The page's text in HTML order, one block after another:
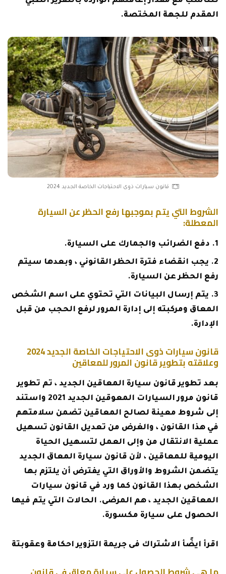
المقدم للجهة المختصة.
قانون سيارات ذوى الاحتياجات الخاصة الجديد 2024
الشروط التي يتم بموجبها رفع الحظر عن السيارة
المعطلة:
دفع الضرائب والجمارك على السيارة.
يجب انقضاء فترة الحظر القانوني ، وبعدها سيتم
رفع الحظر عن السيارة.
يتم إرسال البيانات التي تحتوي على اسم الشخص
المعاق ومركبته إلى إدارة المرور لرفع الحجب من قبل
الإدارة.
قانون سيارات ذوى الاحتياجات الخاصة الجديد 2024
وعلاقته بتطوير قانون المرور للمعاقين
بعد تطوير قانون سيارة المعاقين الجديد ، تم تطوير
قانون مرور السيارات المعوقين الجديد 2021 واستند
إلى شروط معينة لصالح المعاقين تضمن سلامتهم
في هذا القانون ، والغرض من تعديل القانون تسهيل
عملية الانتقال من وإلى العمل لتسهيل الحياة
اليومية للمعاقين ، لأن قانون سيارة المعاق الجديد
يتضمن الشروط والأوراق التي يفترض أن يلتزم بها
الشخص بهذا القانون كما ورد في قانون سيارات
المعاقين الجديد ، هم المرضى. الحالات التي يتم فيها
الحصول على سيارة مكسورة.
اقرأ ايضًأ الاشتراك فى جريمة التزوير احكامة وعقوبتة